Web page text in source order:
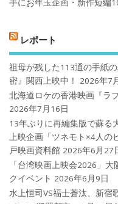
レポート
祖母が残した113通の手紙
密』関西上映中！
2026年7
北海道ロケの香港映画『ラ
2026年7月16日
13年ぶりに再編集版で蘇る
上映企画「ツネモト×4人
戸映画資料館 2026年6月27
「台湾映画上映会2026」
クイベント 2026年6月9日
水上恒司VS福士蒼汰、新宿